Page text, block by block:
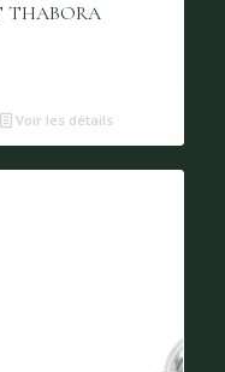
THABORA
Voir les détails